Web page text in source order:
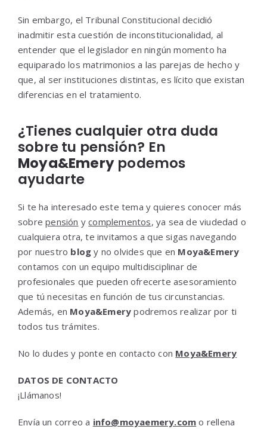
Sin embargo, el Tribunal Constitucional decidió
inadmitir esta cuestión de inconstitucionalidad, al
entender que el legislador en ningún momento ha
equiparado los matrimonios a las parejas de hecho y
que, al ser instituciones distintas, es lícito que existan
diferencias en el tratamiento.
¿Tienes cualquier otra duda
sobre tu pensión? En
Moya&Emery podemos
ayudarte
Si te ha interesado este tema y quieres conocer más
sobrepensión ycomplementos, ya sea de viudedad o
cualquiera otra, te invitamos a que sigas navegando
por nuestro blog y no olvides que en Moya&Emery
contamos con un equipo multidisciplinar de
profesionales que pueden ofrecerte asesoramiento
que tú necesitas en función de tus circunstancias.
Además, en Moya&Emery podremos realizar por ti
todos tus trámites.
No lo dudes y ponte en contacto con Moya&Emery
DATOS DE CONTACTO
¡Llámanos!
Envía un correo a info@moyaemery.com o rellena